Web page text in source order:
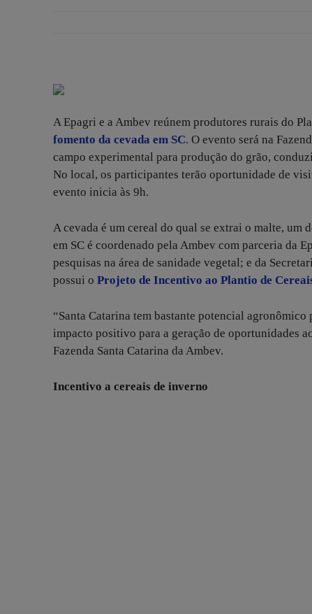
A Epagri e a Ambev reúnem produtores rurais do
fomento da cevada em SC. O evento será na
campo experimental para produção do grão,
No local, os participantes terão oportunidade de
evento inicia às 9h.
A cevada é um cereal do qual se extrai o malte,
em SC é coordenado pela Ambev com parceria da
pesquisas na área de sanidade vegetal; e da
possui o Projeto de Incentivo ao Plantio de
“Santa Catarina tem bastante potencial agronômico
impacto positivo para a geração de oportunidades
Fazenda Santa Catarina da Ambev.
Incentivo a cereais de inverno